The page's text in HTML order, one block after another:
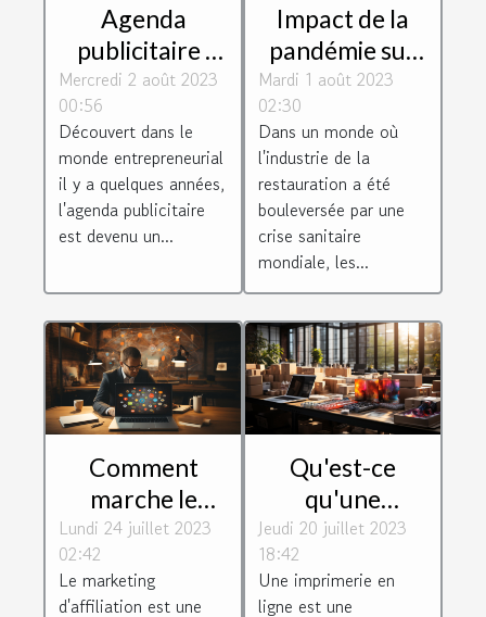
Agenda
publicitaire :
une véritable
opportunité
pour les
entreprises
Mercredi 2 août 2023
00:56
Découvert dans le
monde entrepreneurial
il y a quelques années,
l'agenda publicitaire
est devenu un...
Impact de la
pandémie sur
les revenus des
livreurs Uber
Eats
Mardi 1 août 2023
02:30
Dans un monde où
l'industrie de la
restauration a été
bouleversée par une
crise sanitaire
mondiale, les...
Comment
marche le
marketing
d'affiliation et
quels sont ses
Lundi 24 juillet 2023
02:42
Le marketing
d'affiliation est une
Qu'est-ce
qu'une
imprimerie en
Jeudi 20 juillet 2023
18:42
Une imprimerie en
ligne est une